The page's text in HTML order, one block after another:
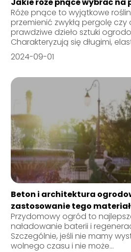
Róże pnące to wyjątkowe
przemienić zwykłą pergolę
prawdziwe dzieło sztuki
Charakteryzują się długimi,
2024-09-01
Beton i architektura
zastosowanie tego
Przydomowy ogród to
naładowanie baterii i
Szczególnie, jeśli nie mamy
wolnego czasu i nie może...